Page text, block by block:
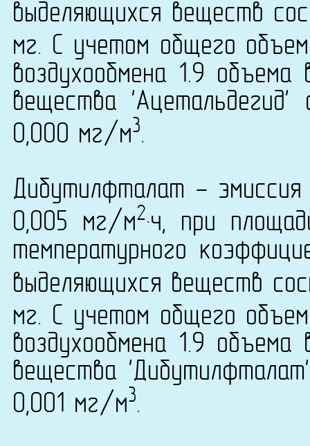
выделяющихся веществ
мг. С учетом общего
воздухообмена 1.9
вещества
0,000 мг/м3.
Дибутилфталат - эмиссия
0,005 мг/м2·ч, при
температурного
выделяющихся веществ
мг. С учетом общего
воздухообмена 1.9
вещества
0,001 мг/м3.